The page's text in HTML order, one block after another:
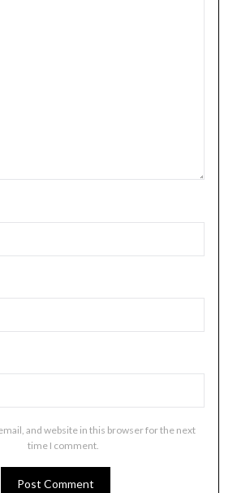
and website in this browser for the next
time I comment.